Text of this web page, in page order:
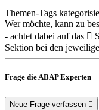
Themen-Tags
Wer möchte, kann zu
- achtet dabei auf das
Sektion bei den
Frage die ABAP Experten
Neue Frage verfassen